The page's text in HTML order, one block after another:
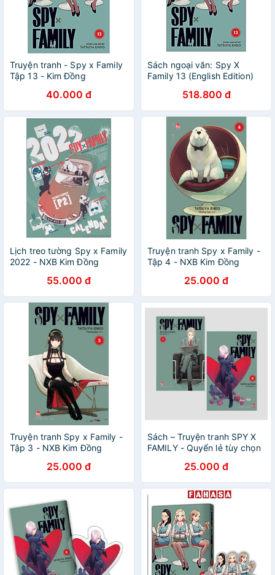
Truyện tranh - Spy x Family
Tập 13 - Kim Đồng
40.000 đ
Sách ngoại văn: Spy X
Family 13 (English Edition)
518.800 đ
Lịch treo tường Spy x Family
2022 - NXB Kim Đồng
55.000 đ
Truyện tranh Spy x Family -
Tập 4 - NXB Kim Đồng
25.000 đ
Truyện tranh Spy x Family -
Tập 3 - NXB Kim Đồng
25.000 đ
Sách – Truyện tranh SPY X
FAMILY - Quyển lẻ tùy chọn
25.000 đ